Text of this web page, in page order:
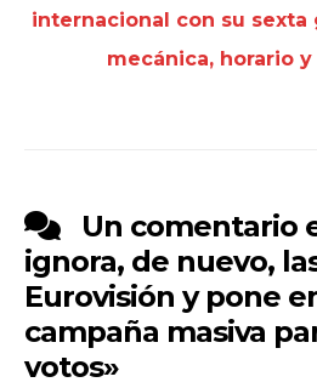
internacional con su sexta
mecánica, horario
Un comentario
ignora, de nuevo,
Eurovisión y pone
campaña masiva
votos»